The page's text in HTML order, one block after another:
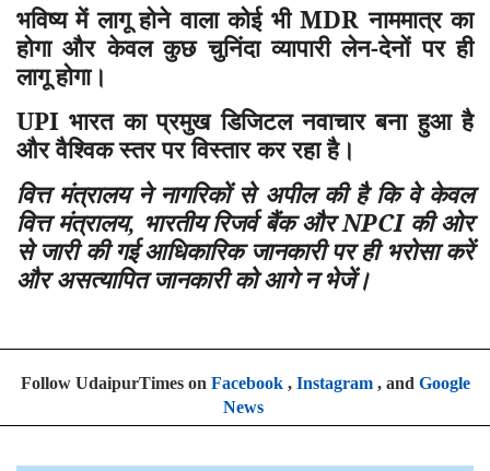
भविष्य में लागू होने वाला कोई भी MDR नाममात्र का
होगा और केवल कुछ चुनिंदा व्यापारी लेन-देनों पर ही
लागू होगा।
UPI भारत का प्रमुख डिजिटल नवाचार बना हुआ है
और वैश्विक स्तर पर विस्तार कर रहा है।
वित्त मंत्रालय ने नागरिकों से अपील की है कि वे केवल
वित्त मंत्रालय, भारतीय रिजर्व बैंक और NPCI की ओर
से जारी की गई आधिकारिक जानकारी पर ही भरोसा करें
और असत्यापित जानकारी को आगे न भेजें।
Follow UdaipurTimes on Facebook, Instagram, and Google
News